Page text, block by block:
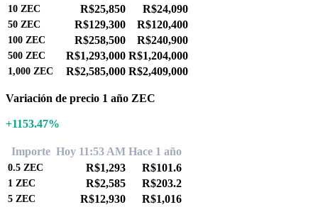
10 ZEC R$25,850 R$24,090
50 ZEC R$129,300 R$120,400
100 ZEC R$258,500 R$240,900
500 ZEC R$1,293,000 R$1,204,000
1,000 ZEC R$2,585,000 R$2,409,000
Variación de precio 1 año ZEC
+1153.47%
Importe Hoy 11:53 AM Hace 1 año
0.5 ZEC R$1,293 R$101.6
1 ZEC R$2,585 R$203.2
5 ZEC R$12,930 R$1,016